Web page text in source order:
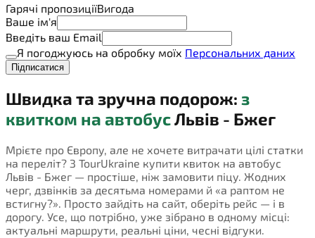
Гарячі пропозиціїВигода
Ваше ім'я
Введіть ваш Email
Я погоджуюсь на обробку моїх Персональних даних
Підписатися
Швидка та зручна подорож: з
квитком на автобусЛьвів - Бжег
Мрієте про Європу, але не хочете витрачати цілі статки
на переліт? З TourUkraine купити квиток на автобус
Львів - Бжег — простіше, ніж замовити піцу. Жодних
черг, дзвінків за десятьма номерами й «а раптом не
встигну?». Просто зайдіть на сайт, оберіть рейс — і в
дорогу. Усе, що потрібно, уже зібрано в одному місці:
актуальні маршрути, реальні ціни, чесні відгуки.